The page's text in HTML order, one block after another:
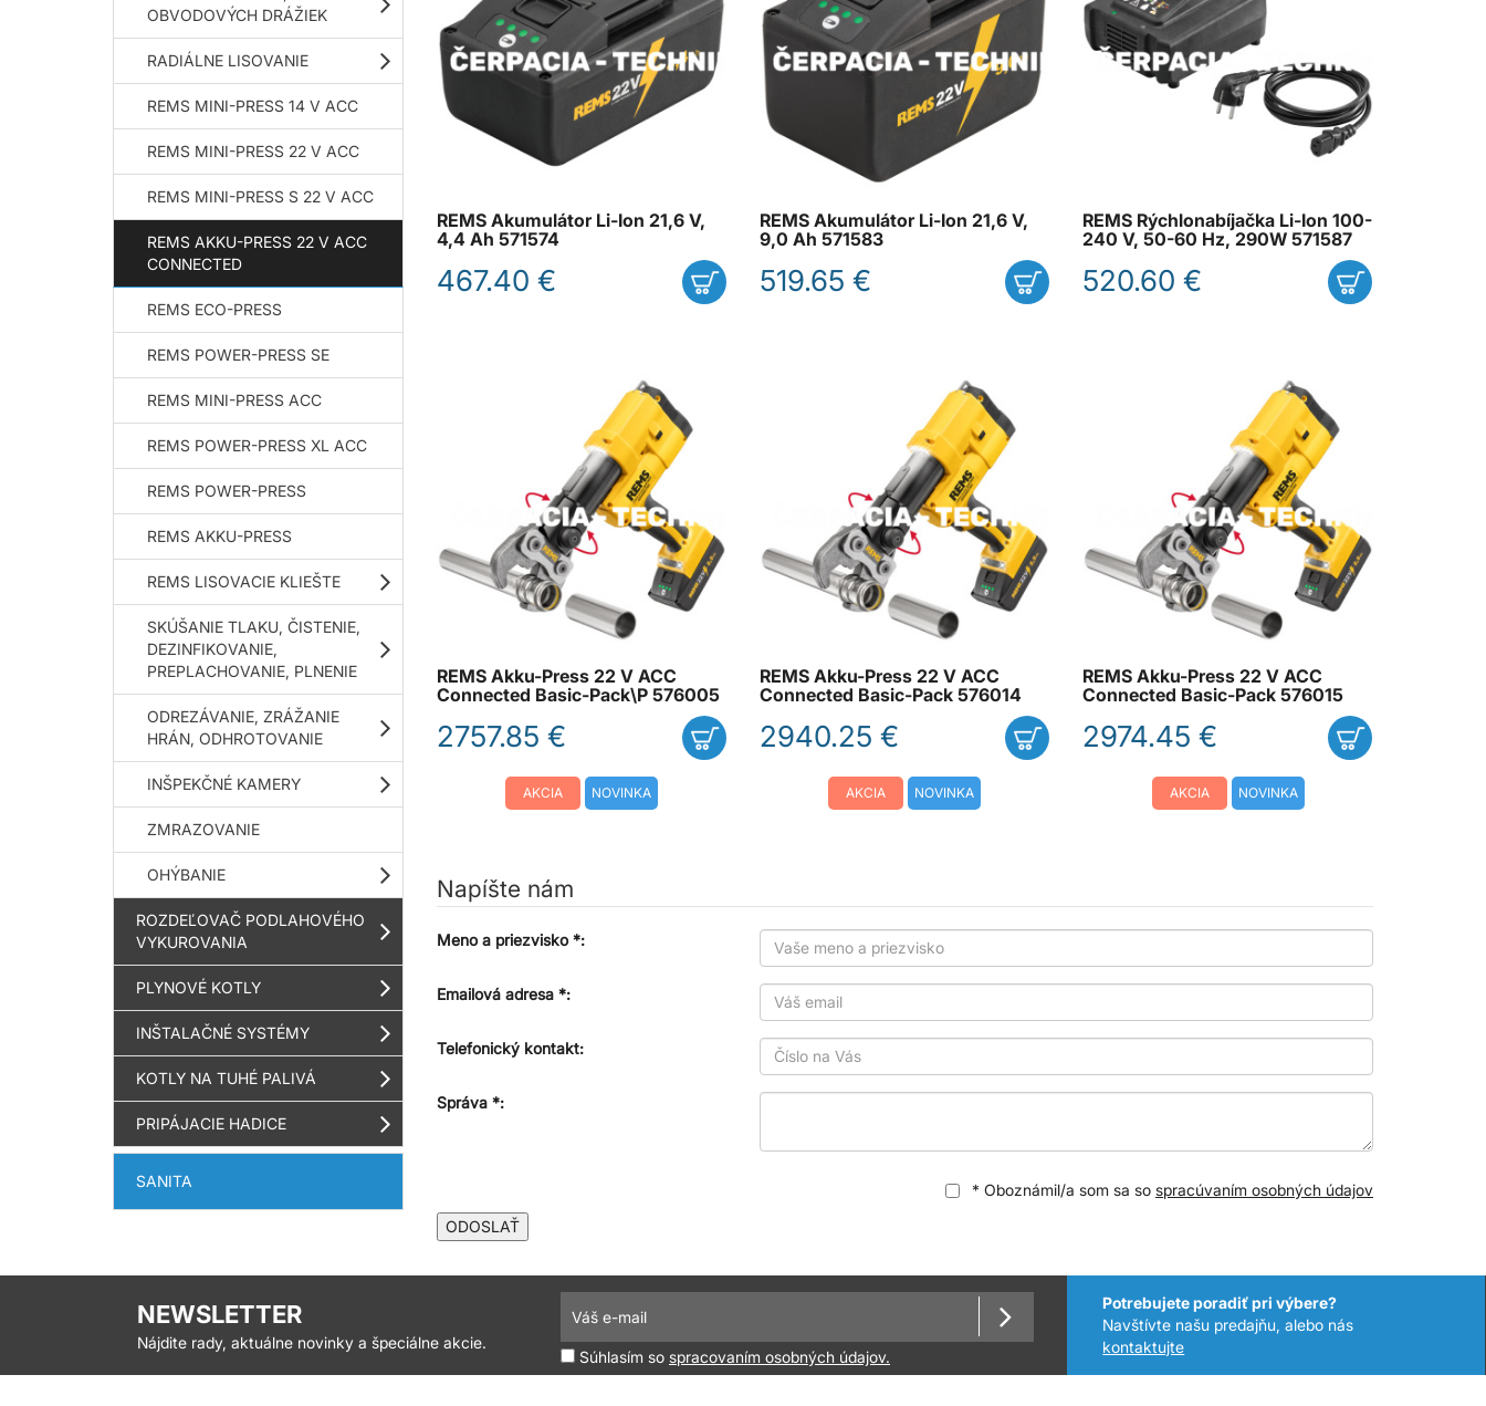
OBVODOVÝCH DRÁŽIEK
RADIÁLNE LISOVANIE
REMS MINI-PRESS 14 V ACC
REMS MINI-PRESS 22 V ACC
REMS MINI-PRESS S 22 V ACC
REMS AKKU-PRESS 22 V ACC
CONNECTED
REMS ECO-PRESS
REMS POWER-PRESS SE
REMS MINI-PRESS ACC
REMS POWER-PRESS XL ACC
REMS POWER-PRESS
REMS AKKU-PRESS
REMS LISOVACIE KLIEŠTE
SKÚŠANIE TLAKU, ČISTENIE,
DEZINFIKOVANIE,
PREPLACHOVANIE, PLNENIE
ODREZÁVANIE, ZRÁŽANIE
HRÁN, ODHROTOVANIE
INŠPEKČNÉ KAMERY
ZMRAZOVANIE
OHÝBANIE
ROZDEĽOVAČ PODLAHOVÉHO
VYKUROVANIA
PLYNOVÉ KOTLY
INŠTALAČNÉ SYSTÉMY
KOTLY NA TUHÉ PALIVÁ
PRIPÁJACIE HADICE
SANITA
REMS Akumulátor Li-Ion 21,6 V,
4,4 Ah 571574
467.40 €
REMS Akumulátor Li-Ion 21,6 V,
9,0 Ah 571583
519.65 €
REMS Rýchlonabíjačka Li-Ion 100-
240 V, 50-60 Hz, 290W 571587
520.60 €
REMS Akku-Press 22 V ACC
Connected Basic-Pack\P 576005
2757.85 €
AKCIA NOVINKA
REMS Akku-Press 22 V ACC
Connected Basic-Pack 576014
2940.25 €
AKCIA NOVINKA
REMS Akku-Press 22 V ACC
Connected Basic-Pack 576015
2974.45 €
AKCIA NOVINKA
Napíšte nám
Meno a priezvisko *:
Emailová adresa *:
Telefonický kontakt:
Správa *:
* Oboznámil/a som sa so spracúvaním osobných údajov
ODOSLAŤ
NEWSLETTER
Nájdite rady, aktuálne novinky a špeciálne akcie.
Súhlasím so spracovaním osobných údajov.
Potrebujete poradiť pri výbere?
Navštívte našu predajňu, alebo nás
kontaktujte